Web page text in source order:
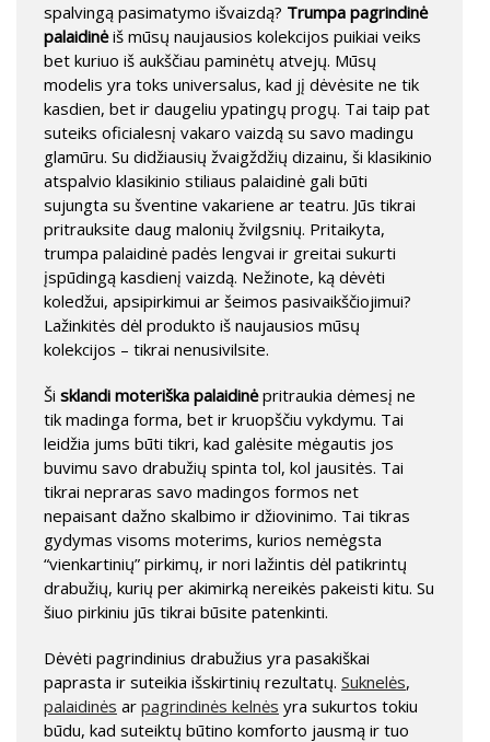
spalvingą pasimatymo išvaizdą? Trumpa pagrindinė
palaidinėiš mūsų naujausios kolekcijos puikiai veiks
bet kuriuo iš aukščiau paminėtų atvejų. Mūsų
modelis yra toks universalus, kad jį dėvėsite ne tik
kasdien, bet ir daugeliu ypatingų progų. Tai taip pat
suteiks oficialesnį vakaro vaizdą su savo madingu
glamūru. Su didžiausių žvaigždžių dizainu, ši klasikinio
atspalvio klasikinio stiliaus palaidinė gali būti
sujungta su šventine vakariene ar teatru. Jūs tikrai
pritrauksite daug malonių žvilgsnių. Pritaikyta,
trumpa palaidinė padės lengvai ir greitai sukurti
įspūdingą kasdienį vaizdą. Nežinote, ką dėvėti
koledžui, apsipirkimui ar šeimos pasivaikščiojimui?
Lažinkitės dėl produkto iš naujausios mūsų
kolekcijos – tikrai nenusivilsite.
Ši sklandi moteriška palaidinėpritraukia dėmesį ne
tik madinga forma, bet ir kruopščiu vykdymu. Tai
leidžia jums būti tikri, kad galėsite mėgautis jos
buvimu savo drabužių spinta tol, kol jausitės. Tai
tikrai nepraras savo madingos formos net
nepaisant dažno skalbimo ir džiovinimo. Tai tikras
gydymas visoms moterims, kurios nemėgsta
“vienkartinių” pirkimų, ir nori lažintis dėl patikrintų
drabužių, kurių per akimirką nereikės pakeisti kitu. Su
šiuo pirkiniu jūs tikrai būsite patenkinti.
Dėvėti pagrindinius drabužius yra pasakiškai
paprasta ir suteikia išskirtinių rezultatų. Suknelės,
palaidinės ar pagrindinės kelnės yra sukurtos tokiu
būdu, kad suteiktų būtino komforto jausmą ir tuo